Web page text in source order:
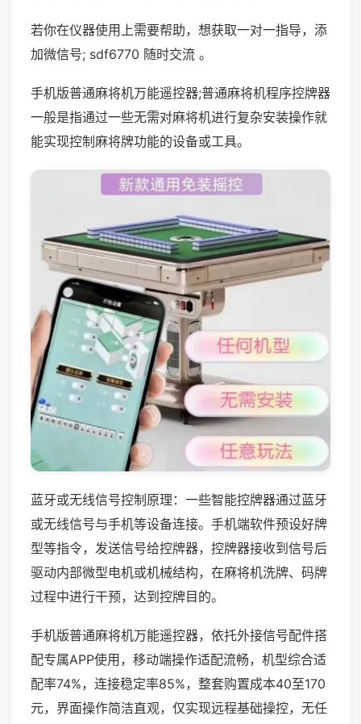
若你在仪器使用上需要帮助，想获取一对一指导，添
加微信号; sdf6770 随时交流 。
手机版普通麻将机万能遥控器;普通麻将机程序控牌器
一般是指通过一些无需对麻将机进行复杂安装操作就
能实现控制麻将牌功能的设备或工具。
蓝牙或无线信号控制原理：一些智能控牌器通过蓝牙
或无线信号与手机等设备连接。手机端软件预设好牌
型等指令，发送信号给控牌器，控牌器接收到信号后
驱动内部微型电机或机械结构，在麻将机洗牌、码牌
过程中进行干预，达到控牌目的。
手机版普通麻将机万能遥控器，依托外接信号配件搭
配专属APP使用，移动端操作适配流畅，机型综合适
配率74%，连接稳定率85%，整套购置成本40至170
元，界面操作简洁直观，仅实现远程基础操控，无任